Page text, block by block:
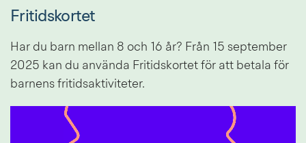
Fritidskortet
Har du barn mellan 8 och 16 år? Från 15 september
2025 kan du använda Fritidskortet för att betala för
barnens fritidsaktiviteter.